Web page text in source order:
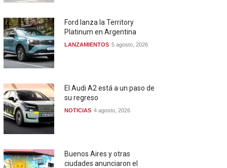
Ford lanza la Territory
Platinum en Argentina
LANZAMIENTOS 5 agosto, 2026
El Audi A2 está a un paso de
su regreso
NOTICIAS 4 agosto, 2026
Buenos Aires y otras
ciudades anunciaron el